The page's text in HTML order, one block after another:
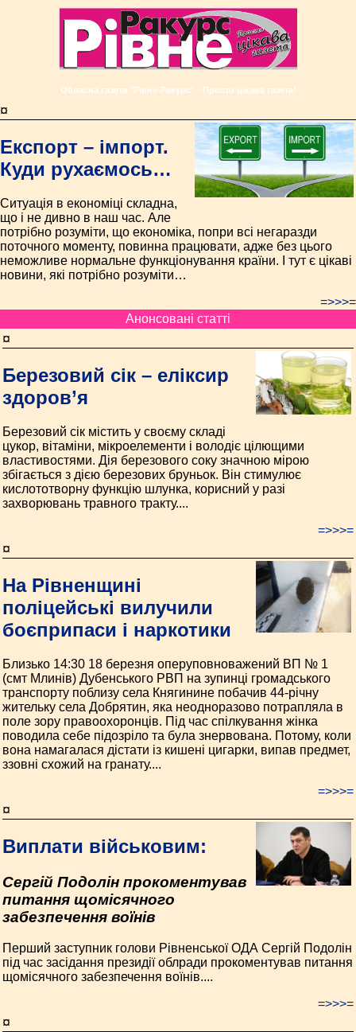
Обласна газета "Рівне-Ракурс" - Просто цікава газета!
¤
Експорт – імпорт.
Куди рухаємось…
Ситуація в економіці складна,
що і не дивно в наш час. Але
потрібно розуміти, що економіка, попри всі негаразди
поточного моменту, повинна працювати, адже без цього
неможливе нормальне функціонування країни. І тут є цікаві
новини, які потрібно розуміти…
=>>>=
Анонсовані статті
¤
Березовий сік – еліксир
здоров’я
Березовий сік містить у своєму складі
цукор, вітаміни, мікроелементи і володіє цілющими
властивостями. Дія березового соку значною мірою
збігається з дією березових бруньок. Він стимулює
кислототворну функцію шлунка, корисний у разі
захворювань травного тракту....
=>>>=
¤
На Рівненщині
поліцейські вилучили
боєприпаси і наркотики
Близько 14:30 18 березня оперуповноважений ВП № 1
(смт Млинів) Дубенського РВП на зупинці громадського
транспорту поблизу села Княгинине побачив 44-річну
жительку села Добрятин, яка неодноразово потрапляла в
поле зору правоохоронців. Під час спілкування жінка
поводила себе підозріло та була знервована. Потому, коли
вона намагалася дістати із кишені цигарки, випав предмет,
ззовні схожий на гранату....
=>>>=
¤
Виплати військовим:
Сергій Подолін прокоментував
питання щомісячного
забезпечення воїнів
Перший заступник голови Рівненської ОДА Сергій Подолін
під час засідання президії облради прокоментував питання
щомісячного забезпечення воїнів....
=>>>=
¤